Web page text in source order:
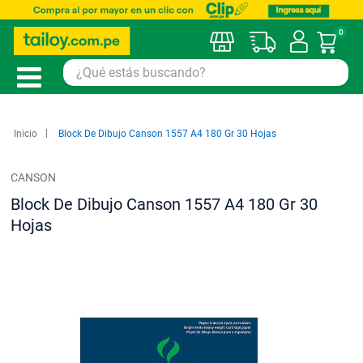
Mi
0
Inicio Block De Dibujo Canson 1557 A4 180 Gr 30 Hojas
CANSON
Block De Dibujo Canson 1557 A4 180 Gr 30
Hojas